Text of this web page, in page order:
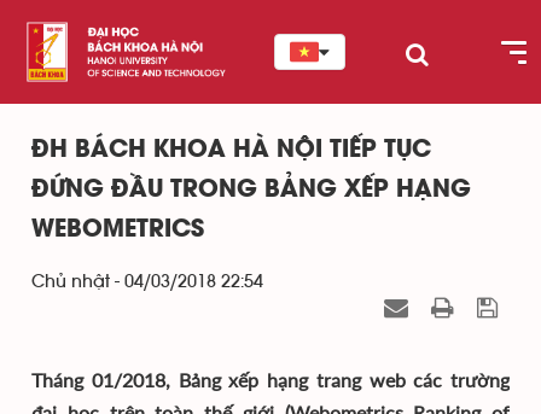
ĐH BÁCH KHOA HÀ NỘI TIẾP TỤC
ĐỨNG ĐẦU TRONG BẢNG XẾP HẠNG
WEBOMETRICS
Chủ nhật - 04/03/2018 22:54
Tháng 01/2018, Bảng xếp hạng trang web các trường